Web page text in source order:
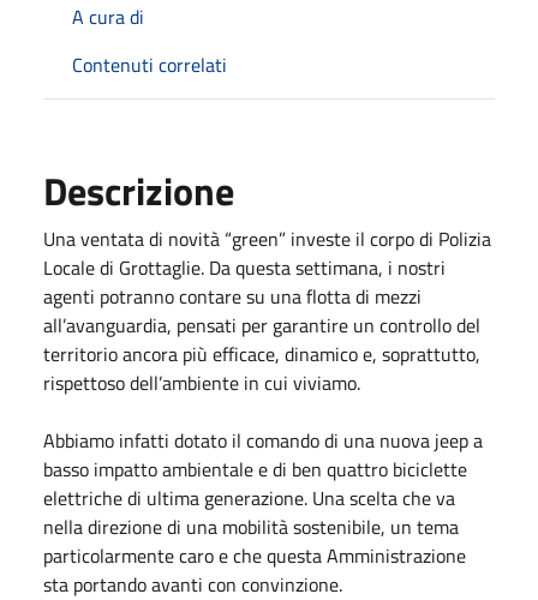
A cura di
Contenuti correlati
Descrizione
Una ventata di novità “green” investe il corpo di Polizia
Locale di Grottaglie. Da questa settimana, i nostri
agenti potranno contare su una flotta di mezzi
all’avanguardia, pensati per garantire un controllo del
territorio ancora più efficace, dinamico e, soprattutto,
rispettoso dell’ambiente in cui viviamo.
Abbiamo infatti dotato il comando di una nuova jeep a
basso impatto ambientale e di ben quattro biciclette
elettriche di ultima generazione. Una scelta che va
nella direzione di una mobilità sostenibile, un tema
particolarmente caro e che questa Amministrazione
sta portando avanti con convinzione.